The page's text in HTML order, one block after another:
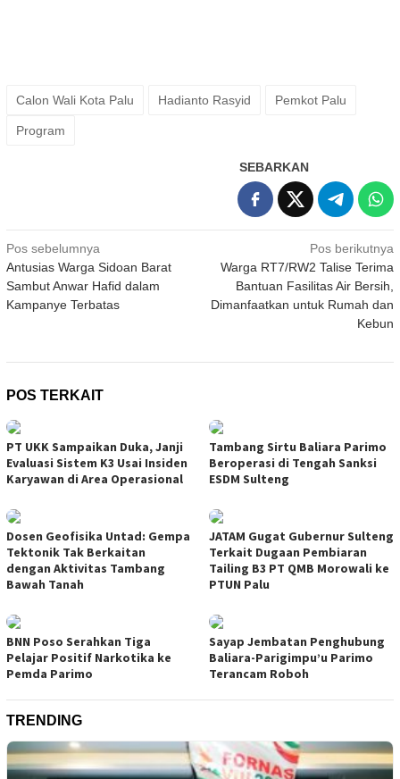
Calon Wali Kota Palu Hadianto Rasyid Pemkot Palu
Program
SEBARKAN
Navigasi
pos
Pos sebelumnya
Antusias Warga Sidoan Barat
Sambut Anwar Hafid dalam
Kampanye Terbatas
Pos berikutnya
Warga RT7/RW2 Talise Terima
Bantuan Fasilitas Air Bersih,
Dimanfaatkan untuk Rumah dan
Kebun
POS TERKAIT
PT UKK Sampaikan Duka, Janji
Evaluasi Sistem K3 Usai Insiden
Karyawan di Area Operasional
Tambang Sirtu Baliara Parimo
Beroperasi di Tengah Sanksi
ESDM Sulteng
Dosen Geofisika Untad: Gempa
Tektonik Tak Berkaitan
dengan Aktivitas Tambang
Bawah Tanah
JATAM Gugat Gubernur Sulteng
Terkait Dugaan Pembiaran
Tailing B3 PT QMB Morowali ke
PTUN Palu
BNN Poso Serahkan Tiga
Pelajar Positif Narkotika ke
Pemda Parimo
Sayap Jembatan Penghubung
Baliara-Parigimpu’u Parimo
Terancam Roboh
TRENDING